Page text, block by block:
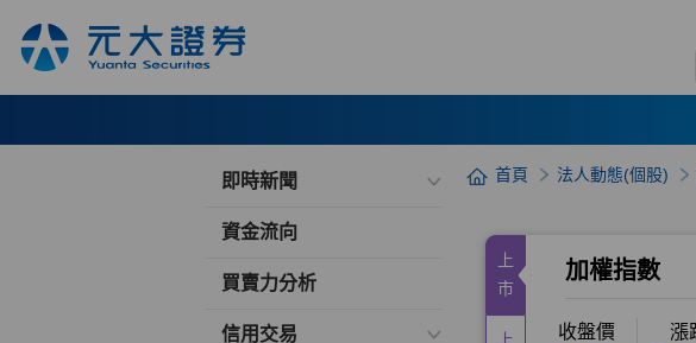
即時新聞
資金流向
買賣力分析
信用交易
首頁 法人動態(個股)